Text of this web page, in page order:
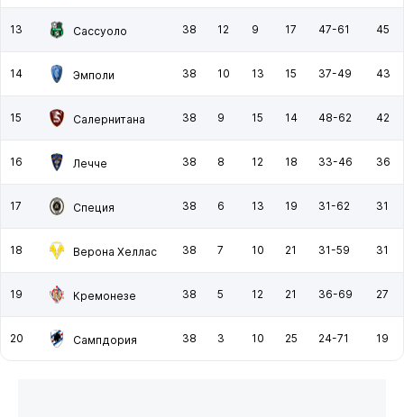
13 Сассуоло 38 12 9 17 47-61 45
14 Эмполи 38 10 13 15 37-49 43
15 Салернитана 38 9 15 14 48-62 42
16 Лечче 38 8 12 18 33-46 36
17 Специя 38 6 13 19 31-62 31
18 Верона Хеллас 38 7 10 21 31-59 31
19 Кремонезе 38 5 12 21 36-69 27
20 Сампдория 38 3 10 25 24-71 19